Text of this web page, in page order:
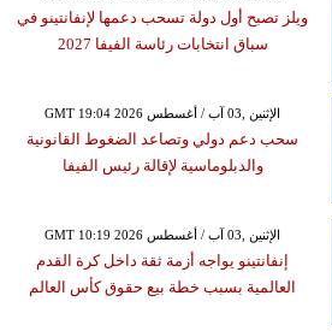
ويلز تصبح أول دولة تسحب دعمها لإنفانتينو في
سباق انتخابات رئاسة الفيفا 2027
GMT 19:04 2026 الإثنين ,03 آب / أغسطس
سحب دعم دولي وتصاعد الضغوط القانونية
والدبلوماسية لإقالة رئيس الفيفا
GMT 10:19 2026 الإثنين ,03 آب / أغسطس
إنفانتينو يواجه أزمة ثقة داخل كرة القدم
العالمية بسبب خطة بيع حقوق كأس العالم